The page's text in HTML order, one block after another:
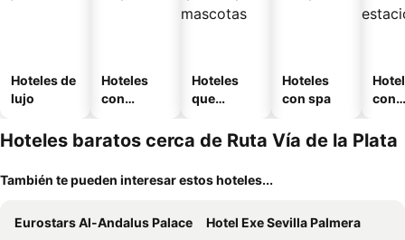
Hoteles de
lujo
Hoteles
con
Hoteles
que
mascotas
Hoteles
con spa
con
Hoteles baratos cerca de Ruta Vía de la Plata
También te pueden interesar estos hoteles...
Eurostars Al-Andalus Palace
Hotel Exe Sevilla Palmera